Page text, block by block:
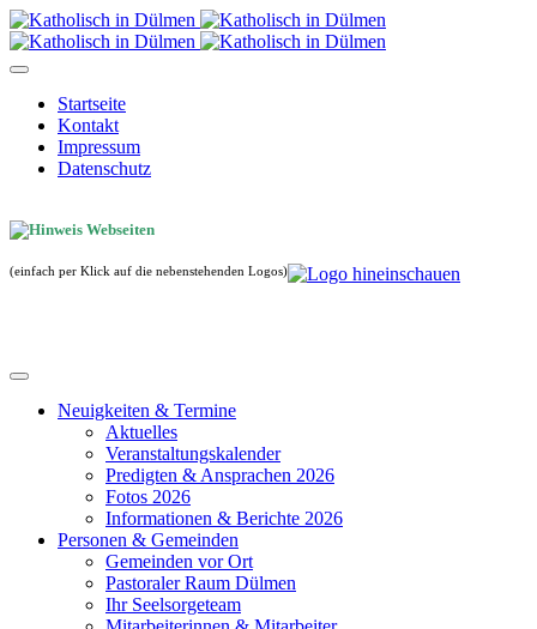
Startseite
Kontakt
Impressum
Datenschutz
(einfach per Klick auf die nebenstehenden Logos)
Neuigkeiten & Termine
Aktuelles
Veranstaltungskalender
Predigten & Ansprachen 2026
Fotos 2026
Informationen & Berichte 2026
Personen & Gemeinden
Gemeinden vor Ort
Pastoraler Raum Dülmen
Ihr Seelsorgeteam